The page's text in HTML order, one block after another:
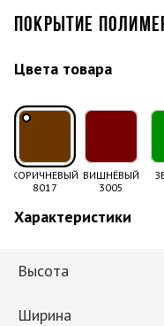
ПОКРЫТИЕ
Цвета товара
КОРИЧНЕВЫЙ
8017
ВИШНЁВЫЙ
3005
Характеристики
Высота
Ширина